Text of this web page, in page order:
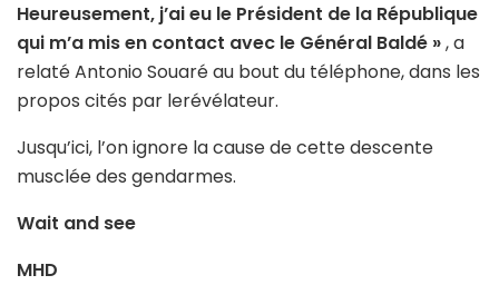
Heureusement, j’ai eu le Président de la République
qui m’a mis en contact avec le Général Baldé », a
relaté Antonio Souaré au bout du téléphone, dans les
propos cités par lerévélateur.
Jusqu’ici, l’on ignore la cause de cette descente
musclée des gendarmes.
Wait and see
MHD